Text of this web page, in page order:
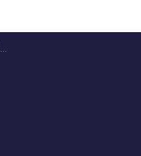
Nye normalvedtægter for ejerforeninger og ejerforeninger etableret ved salg